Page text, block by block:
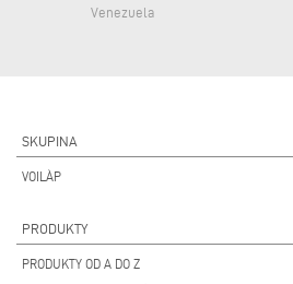
Venezuela
SKUPINA
VOILÀP
PRODUKTY
PRODUKTY OD A DO Z